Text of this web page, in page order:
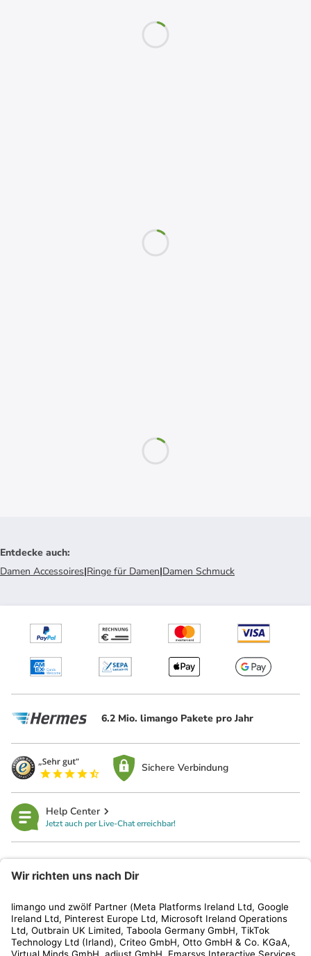
Entdecke auch:
Damen Accessoires|Ringe für Damen|Damen Schmuck
6.2 Mio. limango Pakete pro Jahr
Sichere Verbindung
Help Center
Jetzt auch per Live-Chat erreichbar!
Kundenservice